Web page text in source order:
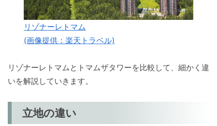
リゾナーレトマム
(画像提供：楽天トラベル)
リゾナーレトマムとトマムザタワーを比較して、細かく違
いを解説していきます。
立地の違い